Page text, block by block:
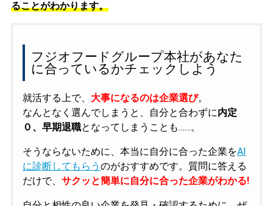
ることがわかります。
フジオフードグループ本社があなた
に合っているかチェックしよう
就活する上で、 大事になるのは企業選び。
なんとなく選んでしまうと、自分と合わずに内定
０、早期退職となってしまうことも……。
そうならないために、本当に自分に合った企業をAI
に診断してもらう のがおすすめです。質問に答える
だけで、 サクッと簡単に自分に合った企業がわかる!